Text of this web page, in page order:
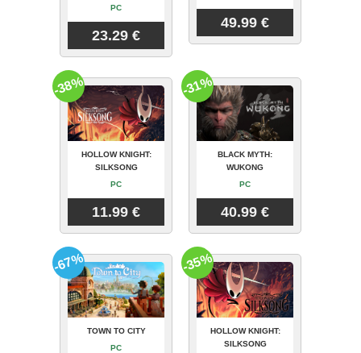
PC
23.29 €
49.99 €
HOLLOW KNIGHT:
SILKSONG
PC
11.99 €
-38%
BLACK MYTH:
WUKONG
PC
40.99 €
-31%
TOWN TO CITY
PC
-67%
HOLLOW KNIGHT:
SILKSONG
-35%